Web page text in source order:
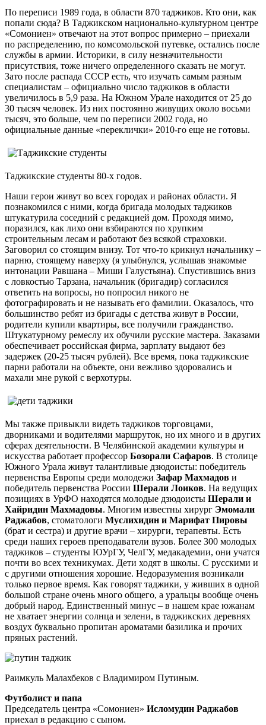
По переписи 1989 года, в области 870 таджиков. Кто они, как
попали сюда? В Таджикском национально-культурном центре
«Сомониен» отвечают на этот вопрос примерно – приехали
по распределению, по комсомольской путевке, остались после
службы в армии. Историки, в силу незначительности
присутствия, тоже ничего определенного сказать не могут.
Зато после распада СССР есть, что изучать самым разным
специалистам – официально число таджиков в области
увеличилось в 5,9 раза. На Южном Урале находится от 25 до
30 тысяч человек. Из них постоянно живущих около восьми
тысяч, это больше, чем по переписи 2002 года, но
официальные данные «переклички» 2010-го еще не готовы.
Таджикские студенты 80-х годов.
Наши герои живут во всех городах и районах области. Я
познакомился с ними, когда бригада молодых таджиков
штукатурила соседний с редакцией дом. Проходя мимо,
поразился, как лихо они взбираются по хрупким
строительным лесам и работают без всякой страховки.
Заговорил со стоящим внизу. Тот что-то крикнул начальнику –
парню, стоящему наверху (я улыбнулся, услышав знакомые
интонации Равшана – Миши Галустьяна). Спустившись вниз
с ловкостью Тарзана, начальник (бригадир) согласился
ответить на вопросы, но попросил никого не
фотографировать и не называть его фамилии. Оказалось, что
большинство ребят из бригады с детства живут в России,
родители купили квартиры, все получили гражданство.
Штукатурному ремеслу их обучили русские мастера. Заказами
обеспечивает российская фирма, зарплату выдают без
задержек (20-25 тысяч рублей). Все время, пока таджикские
парни работали на объекте, они вежливо здоровались и
махали мне рукой с верхотуры.
Мы также привыкли видеть таджиков торговцами,
дворниками и водителями маршруток, но их много и в других
сферах деятельности. В Челябинской академии культуры и
искусства работает профессор Бозорали Сафаров. В столице
Южного Урала живут талантливые дзюдоисты: победитель
первенства Европы среди молодежи Зафар Махмадов и
победитель первенства России Шерали Лоиков. На ведущих
позициях в УрФО находятся молодые дзюдоисты Шерали и
Хайридин Махмадовы. Многим известны хирург Эмомали
Раджабов, стоматологи Муслихидин и Марифат Пировы
(брат и сестра) и другие врачи – хирурги, терапевты. Есть
среди наших героев преподаватели вузов. Более 300 молодых
таджиков – студенты ЮУрГУ, ЧелГУ, медакадемии, они учатся
почти во всех техникумах. Дети ходят в школы. С русскими и
с другими отношения хорошие. Недоразумения возникали
только первое время. Как говорят таджики, у живших в одной
большой стране очень много общего, а уральцы вообще очень
добрый народ. Единственный минус – в нашем крае южанам
не хватает энергии солнца и зелени, в таджикских деревнях
воздух буквально пропитан ароматами базилика и прочих
пряных растений.
Раимкуль Малахбеков с Владимиром Путиным.
Футболист и папа
Председатель центра «Сомониен» Исломудин Раджабов
приехал в редакцию с сыном.